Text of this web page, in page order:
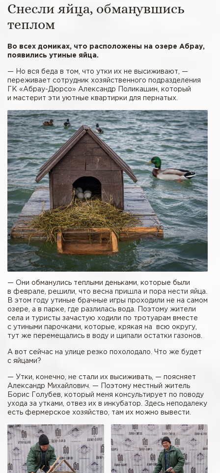
Снесли яйца, обманувшись
теплом
Во всех домиках, что расположены на озере Абрау,
появились утиные яйца.
— Но вся беда в том, что утки их не высиживают, —
переживает сотрудник хозяйственного подразделения
ГК «Абрау-Дюрсо» Александр Поликашин, который
и мастерит эти уютные квартирки для пернатых.
— Они обманулись теплыми деньками, которые были
в феврале, решили, что весна пришла и пора нести яйца.
В этом году утиные брачные игры проходили не на самом
озере, а в парке, где разлилась вода. Поэтому жители
села и туристы зачастую ходили по тротуарам вместе
с утиными парочками, которые, крякая на всю округу,
тут же перемещались в воду и щипали остатки газонов.
А вот сейчас на улице резко похолодало. Что же будет
с яйцами?
— Утки, конечно, не стали их высиживать, — поясняет
Александр Михайлович. — Поэтому местный житель
Борис Голубев, который меня консультирует по поводу
ухода за утками, отвез их в инкубатор. Здесь неподалеку
есть фермерское хозяйство, там их можно вывести.